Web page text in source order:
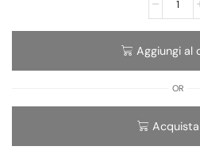
Aggiungi al
OR